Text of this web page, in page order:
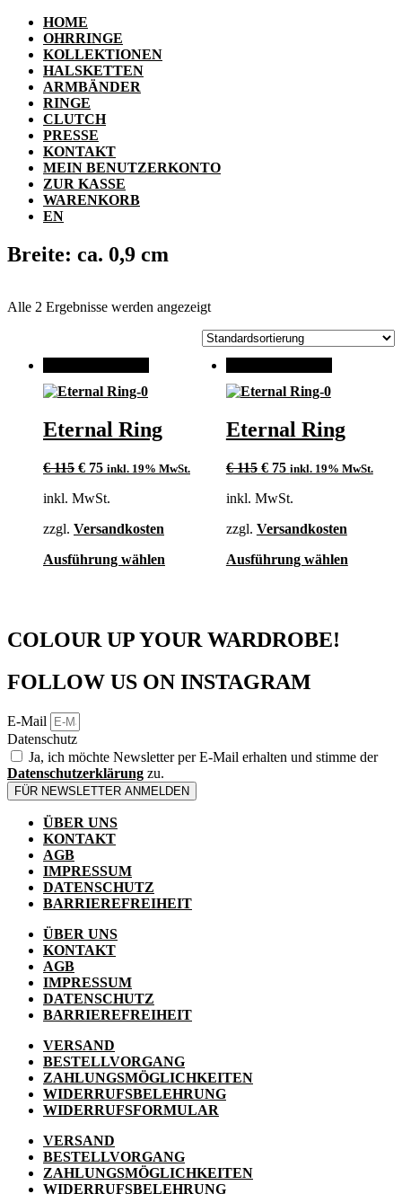
HOME
OHRRINGE
KOLLEKTIONEN
HALSKETTEN
ARMBÄNDER
RINGE
CLUTCH
PRESSE
KONTAKT
MEIN BENUTZERKONTO
ZUR KASSE
WARENKORB
EN
Breite: ca. 0,9 cm
Alle 2 Ergebnisse werden angezeigt
Eternal Ring
€115 Ursprünglicher
war:
€ 75Aktueller
ist:
inkl. 19% MwSt.
inkl. MwSt.
zzgl. Versandkosten
Ausführung wählen
auf.
Optionen
können
gewählt
werden
Eternal Ring
€115 Ursprünglicher
war:
€75Aktueller
ist:
inkl. 19% MwSt.
inkl. MwSt.
zzgl. Versandkosten
Ausführung wählenDieses
gewählt
COLOUR UP YOUR WARDROBE!
FOLLOW US ON INSTAGRAM
E-Mail
Datenschutz
Ja, ich möchte Newsletter per E-Mail erhalten und stimme der
Datenschutzerklärung zu.
FÜR NEWSLETTER ANMELDEN
ÜBER UNS
KONTAKT
AGB
IMPRESSUM
DATENSCHUTZ
BARRIEREFREIHEIT
ÜBER UNS
KONTAKT
AGB
IMPRESSUM
DATENSCHUTZ
BARRIEREFREIHEIT
VERSAND
BESTELLVORGANG
ZAHLUNGSMÖGLICHKEITEN
WIDERRUFSBELEHRUNG
WIDERRUFSFORMULAR
VERSAND
BESTELLVORGANG
ZAHLUNGSMÖGLICHKEITEN
WIDERRUFSBELEHRUNG